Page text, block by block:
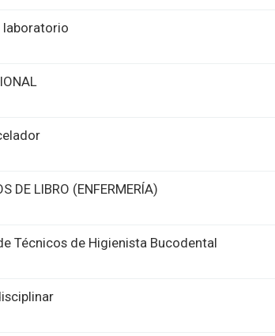
laboratorio
DE LIBRO (ENFERMERÍA)
Técnicos de Higienista Bucodental